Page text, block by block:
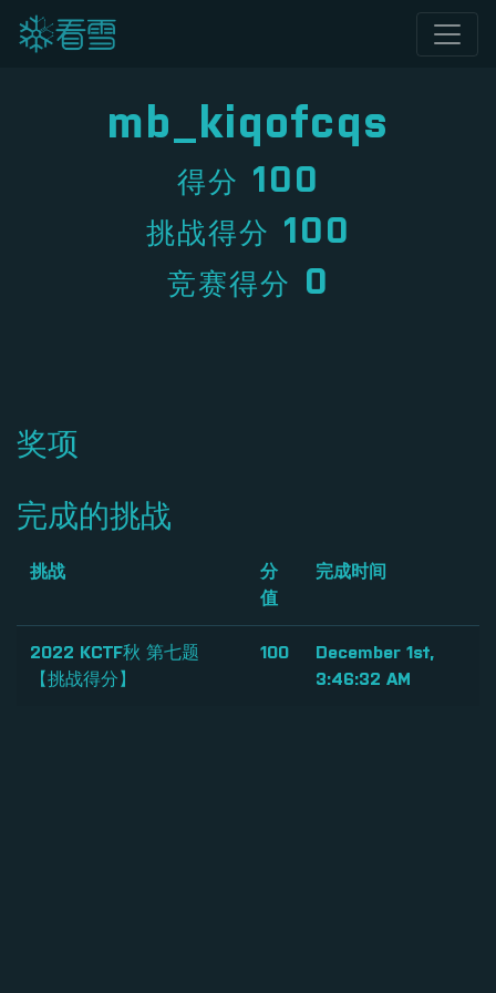
mb_kiqofcqs
得分 100
挑战得分 100
竞赛得分 0
奖项
完成的挑战
挑战
分
值
完成时间
2022 KCTF秋 第七题
【挑战得分】
100
December 1st,
3:46:32 AM